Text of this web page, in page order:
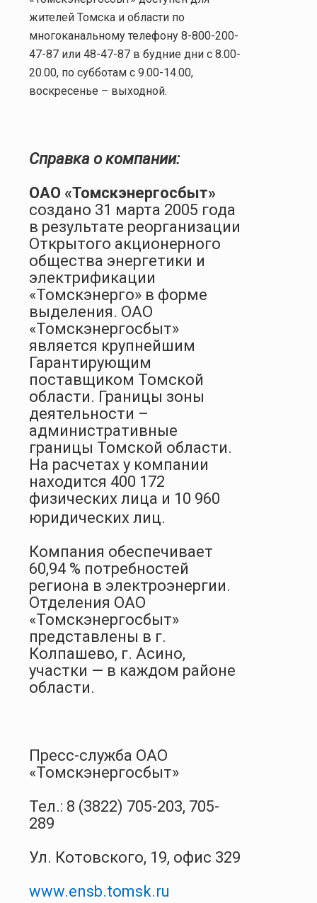
жителей Томска и области по
многоканальному телефону 8-800-200-
47-87 или 48-47-87 в будние дни с 8.00-
20.00, по субботам с 9.00-14.00,
воскресенье – выходной.
Справка о компании:
ОАО «Томскэнергосбыт»
создано 31 марта 2005 года
в результате реорганизации
Открытого акционерного
общества энергетики и
электрификации
«Томскэнерго» в форме
выделения. ОАО
«Томскэнергосбыт»
является крупнейшим
Гарантирующим
поставщиком Томской
области. Границы зоны
деятельности –
административные
границы Томской области.
На расчетах у компании
находится 400 172
физических лица и 10 960
юридических лиц.
Компания обеспечивает
60,94 % потребностей
региона в электроэнергии.
Отделения ОАО
«Томскэнергосбыт»
представлены в г.
Колпашево, г. Асино,
участки — в каждом районе
области.
Пресс-служба ОАО
«Томскэнергосбыт»
Тел.: 8 (3822) 705-203, 705-
289
Ул. Котовского, 19, офис 329
www.ensb.tomsk.ru